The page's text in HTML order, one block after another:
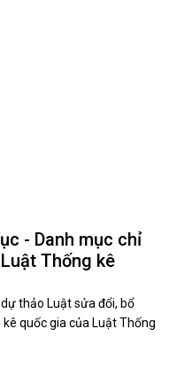
- Danh mục chỉ
Thống kê
thảo Luật sửa đổi, bổ
quốc gia của Luật Thống